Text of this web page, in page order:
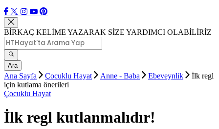
BİRKAÇ KELİME YAZARAK SİZE YARDIMCI OLABİLİRİZ
Ara
Ana Sayfa Çocuklu Hayat Anne - Baba Ebeveynlik
İlk regl
için kutlama önerileri
Çocuklu Hayat
İlk regl kutlanmalıdır!